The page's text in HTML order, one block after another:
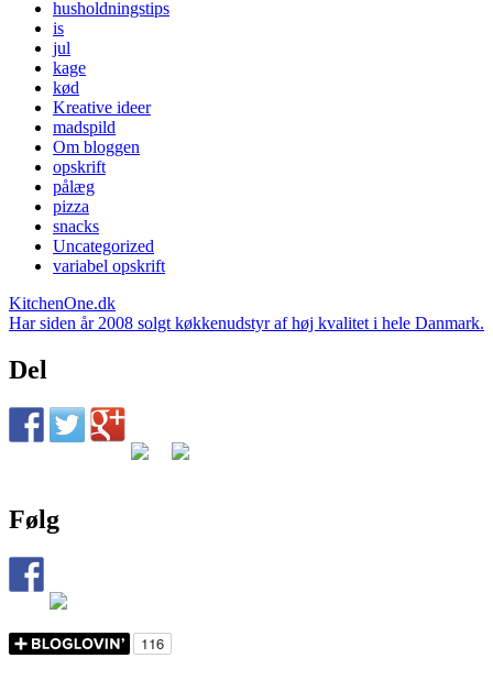
husholdningstips
is
jul
kage
kød
Kreative ideer
madspild
Om bloggen
opskrift
pålæg
pizza
snacks
Uncategorized
variabel opskrift
KitchenOne.dk
Har siden år 2008 solgt køkkenudstyr af høj kvalitet i hele Danmark.
Del
Følg